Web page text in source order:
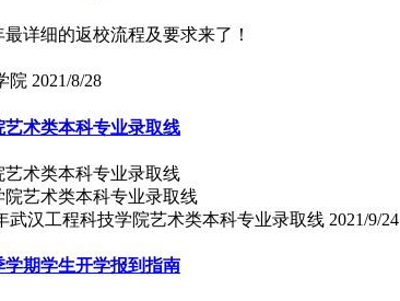
详细的返校流程及要求来了！
院 2021/8/28
艺术类本科专业录取线
艺术类本科专业录取线
武汉工程科技学院艺术类本科专业录取线 2021/9/24
学期学生开学报到指南